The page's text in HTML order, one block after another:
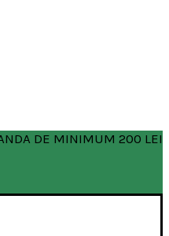
DE MINIMUM 200 LEI